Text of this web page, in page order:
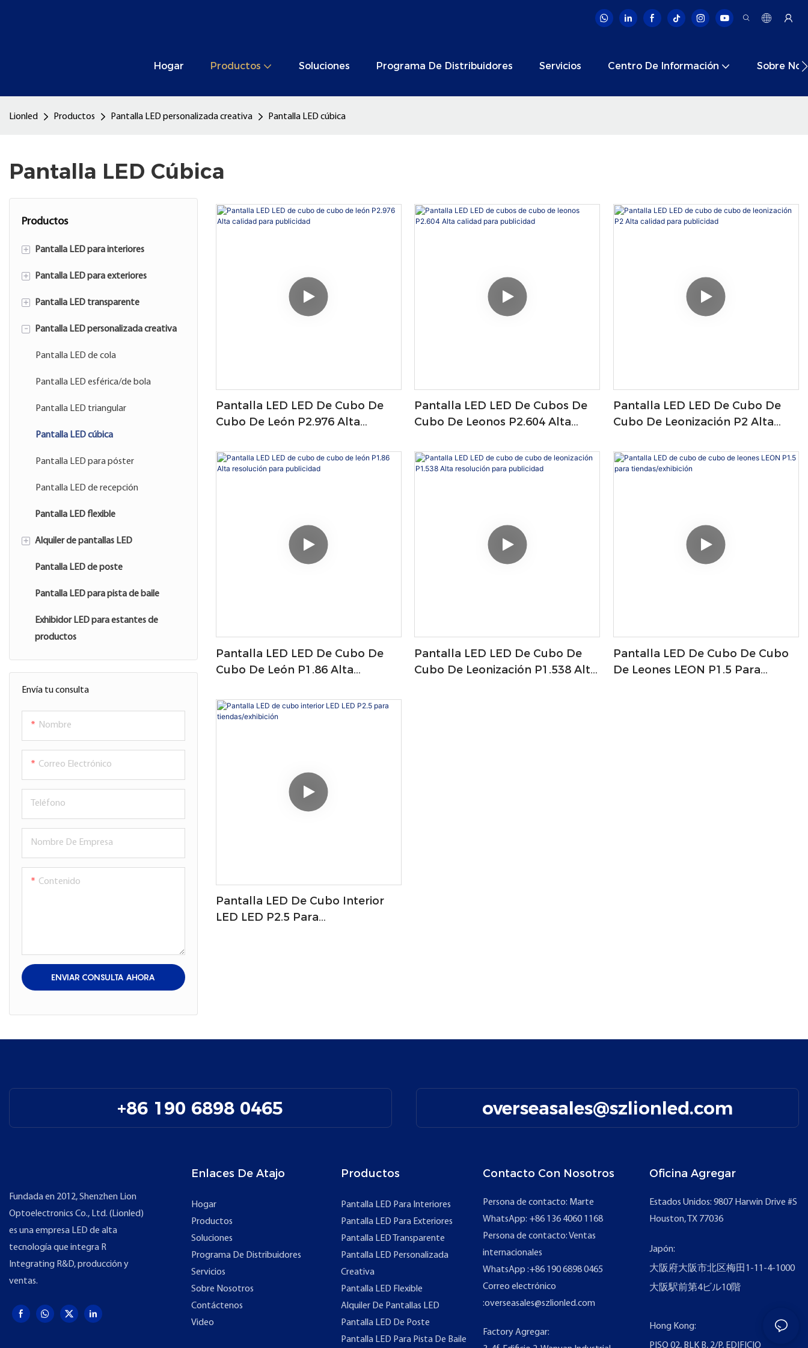
Hogar Productos Soluciones Programa De Distribuidores Servicios Centro De Información Sobre
Lionled Productos Pantalla LED personalizada creativa Pantalla LED cúbica
Pantalla LED Cúbica
Productos
+ Pantalla LED para interiores
Pantalla LED fija para interiores
+ Pantalla LED para exteriores
Pantalla LED para publicidad
+ Pantalla LED transparente
Pantalla LED transparente para
Pantalla LED transparente flexible
- Pantalla LED personalizada creativa
Pantalla LED de cola
Pantalla LED esférica/de bola
Pantalla LED triangular
Pantalla LED cúbica
Pantalla LED para póster
Pantalla LED de recepción
Pantalla LED flexible
+ Alquiler de pantallas LED
Pantalla LED de alquiler al aire libre
Pantalla LED de alquiler de alquiler
Pantalla LED de poste
Pantalla LED para pista de baile
Exhibidor LED para estantes de
productos
Envía tu consulta
Nombre
Correo Electrónico
Teléfono
Nombre De Empresa
Contenido
ENVIAR CONSULTA AHORA
Pantalla LED LED De Cubo De
Cubo De León P2.976 Alta
Pantalla LED LED De Cubos De
Cubo De Leonos P2.604 Alta
Pantalla LED LED De Cubo De
Cubo De Leonización P2 Alta
Pantalla LED LED De Cubo De
Cubo De León P1.86 Alta
Pantalla LED LED De Cubo De
Cubo De Leonización P1.538 Alta
Pantalla LED De Cubo De Cubo
De Leones LEON P1.5 Para
Pantalla LED De Cubo Interior
LED LED P2.5 Para
+86 190 6898 0465 overseasales@szlionled.com
Fundada en 2012, Shenzhen Lion
Optoelectronics Co., Ltd. (Lionled)
es una empresa LED de alta
tecnología que integra R
Integrating R&D, producción y
ventas.
Enlaces De Atajo
Hogar
Productos
Soluciones
Programa De Distribuidores
Servicios
Sobre Nosotros
Contáctenos
Video
Productos
Pantalla LED Para Interiores
Pantalla LED Para Exteriores
Pantalla LED Transparente
Pantalla LED Personalizada
Creativa
Pantalla LED Flexible
Alquiler De Pantallas LED
Pantalla LED De Poste
Pantalla LED Para Pista De Baile
Contacto Con Nosotros
Persona de contacto: Marte
WhatsApp: +86 136 4060 1168
Persona de contacto: Ventas
internacionales
WhatsApp:+86 190 6898 0465
Correo electrónico
:overseasales@szlionled.com
Factory Agregar:
Oficina Agregar
Estados Unidos: 9807 Harwin Drive #S
Houston, TX 77036
Japón:
大阪府大阪市北区梅田1-11-4-1000
大阪駅前第4ビル10階
Hong Kong:
PISO 02, BLK B, 2/P, EDIFICIO